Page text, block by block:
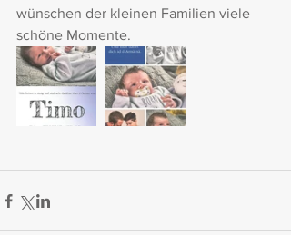
wünschen der kleinen Familien viele
schöne Momente.